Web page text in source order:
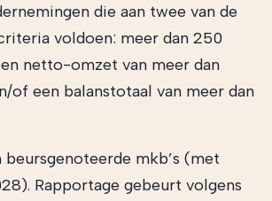
die aan twee van de
voldoen: meer dan 250
netto-omzet van meer dan
of een balanstotaal van meer dan
mkb’s (met
Rapportage gebeurt volgens